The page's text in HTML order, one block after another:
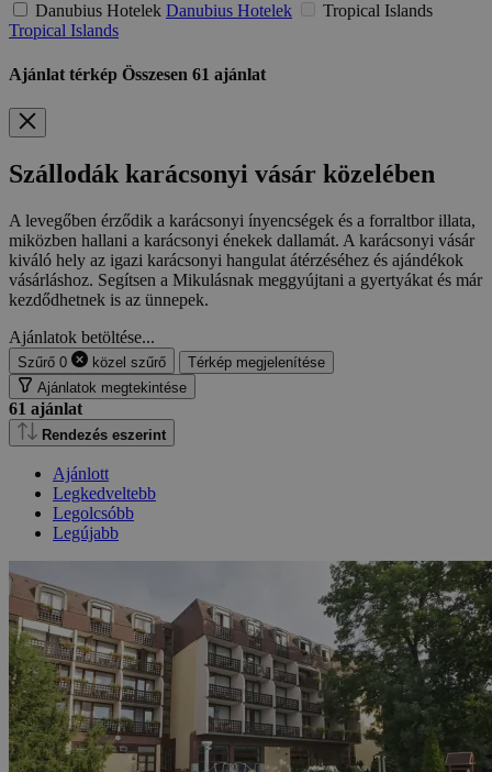
Danubius Hotelek Danubius Hotelek
Tropical Islands
Tropical Islands
Ajánlat térkép Összesen 61 ajánlat
Szállodák karácsonyi vásár közelében
A levegőben érződik a karácsonyi ínyencségek és a forraltbor illata,
miközben hallani a karácsonyi énekek dallamát. A karácsonyi vásár
kiváló hely az igazi karácsonyi hangulat átérzéséhez és ajándékok
vásárláshoz. Segítsen a Mikulásnak meggyújtani a gyertyákat és már
kezdődhetnek is az ünnepek.
Ajánlatok betöltése...
Szűrő 0 közel szűrő
Térkép megjelenítése
Ajánlatok megtekintése
61 ajánlat
Rendezés eszerint
Ajánlott
Legkedveltebb
Legolcsóbb
Legújabb